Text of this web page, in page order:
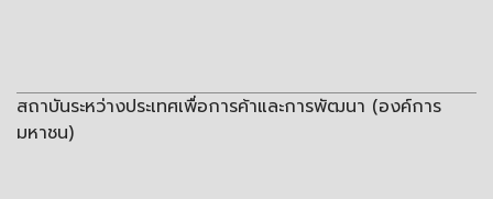
สถาบันระหว่างประเทศเพื่อการค้าและการพัฒนา (องค์การ
มหาชน)